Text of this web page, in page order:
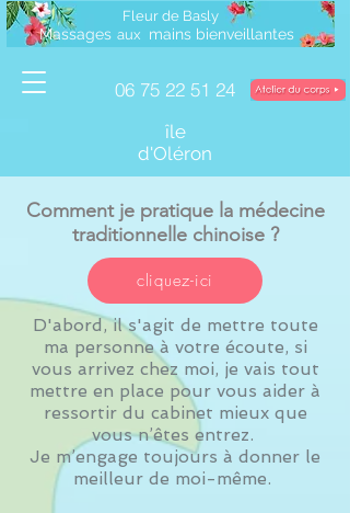
Fleur de Basly
06 75 22 51 24
Massages aux mains bienveillantes
île
d'Oléron
Comment je pratique la médecine
traditionnelle chinoise ?
cliquez-ici
D'abord, il s'agit de mettre toute
ma personne à votre écoute, si
vous arrivez chez moi, je vais tout
mettre en place pour vous aider à
ressortir du cabinet mieux que
vous n’êtes entrez.
Je m’engage toujours à donner le
meilleur de moi-même.